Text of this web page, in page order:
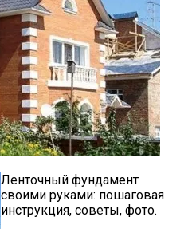
Ленточный фундамент
своими руками: пошаговая
инструкция, советы, фото.